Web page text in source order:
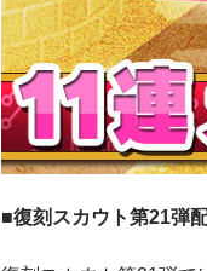
■復刻スカウト第21弾